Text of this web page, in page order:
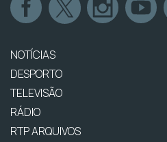
NOTÍCIAS
DESPORTO
TELEVISÃO
RÁDIO
RTP ARQUIVOS